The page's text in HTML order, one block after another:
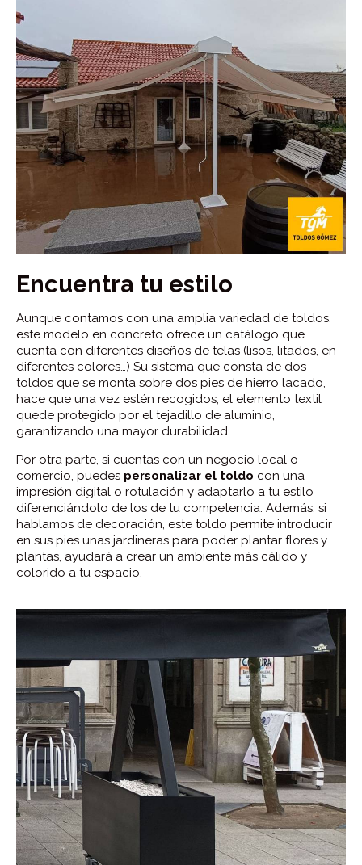
Encuentra tu estilo
Aunque contamos con una amplia variedad de toldos,
este modelo en concreto ofrece un catálogo que
cuenta con diferentes diseños de telas (lisos, litados, en
diferentes colores…) Su sistema que consta de dos
toldos que se monta sobre dos pies de hierro lacado,
hace que una vez estén recogidos, el elemento textil
quede protegido por el tejadillo de aluminio,
garantizando una mayor durabilidad.
Por otra parte, si cuentas con un negocio local o
comercio, puedes personalizar el toldo con una
impresión digital o rotulación y adaptarlo a tu estilo
diferenciándolo de los de tu competencia. Además, si
hablamos de decoración, este toldo permite introducir
en sus pies unas jardineras para poder plantar flores y
plantas, ayudará a crear un ambiente más cálido y
colorido a tu espacio.